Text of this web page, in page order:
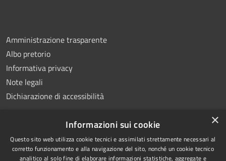
Amministrazione trasparente
Albo pretorio
Informativa privacy
Note legali
Dichiarazione di accessibilità
RSS
Copyright © 2026 • Comune di
×
Informazioni sui cookie
Questo sito web utilizza cookie tecnici e assimilati strettamente necessari al
corretto funzionamento e alla navigazione del sito, nonché un cookie tecnico
analitico al solo fine di elaborare informazioni statistiche, aggregate e